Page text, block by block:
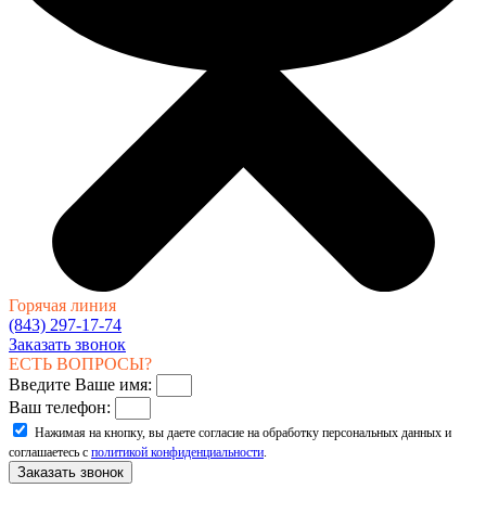
Горячая линия
(843) 297-17-74
Заказать звонок
ЕСТЬ ВОПРОСЫ?
Введите Ваше имя:
Ваш телефон:
Нажимая на кнопку, вы даете согласие на обработку персональных данных и
соглашаетесь с политикой конфиденциальности.
Заказать звонок